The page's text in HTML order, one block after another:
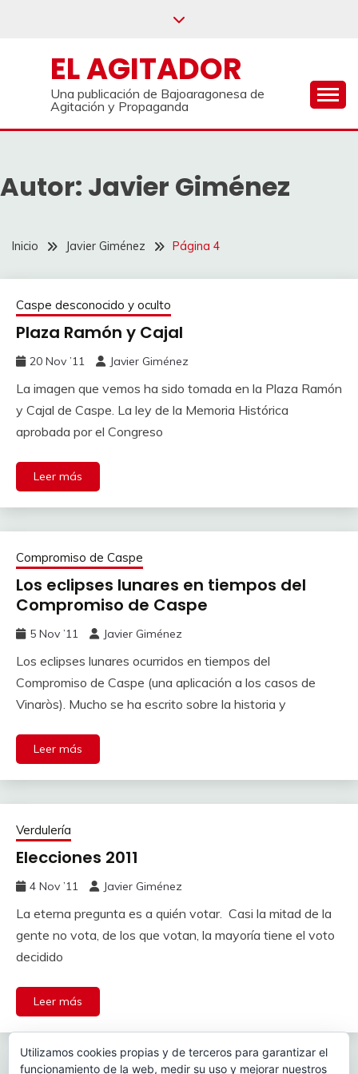
EL AGITADOR
Una publicación de Bajoaragonesa de
Agitación y Propaganda
Autor: Javier Giménez
Inicio Javier Giménez Página 4
Caspe desconocido y oculto
Plaza Ramón y Cajal
20 Nov ’11 Javier Giménez
La imagen que vemos ha sido tomada en la Plaza Ramón
y Cajal de Caspe. La ley de la Memoria Histórica
aprobada por el Congreso
Leer más
Compromiso de Caspe
Los eclipses lunares en tiempos del
Compromiso de Caspe
5 Nov ’11 Javier Giménez
Los eclipses lunares ocurridos en tiempos del
Compromiso de Caspe (una aplicación a los casos de
Vinaròs). Mucho se ha escrito sobre la historia y
Leer más
Verdulería
Elecciones 2011
4 Nov ’11 Javier Giménez
La eterna pregunta es a quién votar. Casi la mitad de la
gente no vota, de los que votan, la mayoría tiene el voto
decidido
Leer más
Utilizamos cookies propias y de terceros para garantizar el
funcionamiento de la web, medir su uso y mejorar nuestros